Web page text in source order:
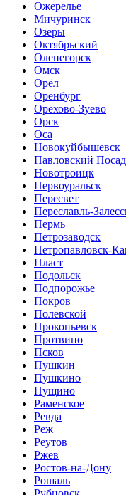
Ожерелье
Мичуринск
Озеры
Октябрьский
Оленегорск
Омск
Орёл
Оренбург
Орехово-Зуево
Орск
Оса
Новокуйбышевск
Павловский Посад
Новотроицк
Первоуральск
Пересвет
Переславль-
Пермь
Петрозаводск
Петропавловск-
Пласт
Подольск
Подпорожье
Покров
Полевской
Прокопьевск
Протвино
Псков
Пушкин
Пушкино
Пущино
Раменское
Ревда
Реж
Реутов
Ржев
Ростов-на-Дону
Рошаль